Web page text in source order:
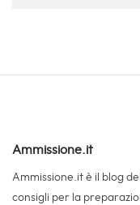
Ammissione.it
Ammissione.it è il blog
consigli per la